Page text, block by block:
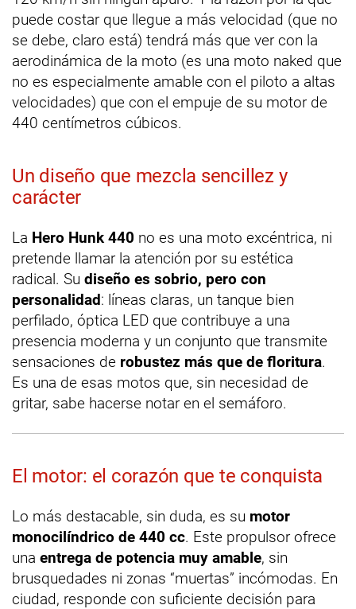
puede costar que llegue a más velocidad (que no
se debe, claro está) tendrá más que ver con la
aerodinámica de la moto (es una moto naked que
no es especialmente amable con el piloto a altas
velocidades) que con el empuje de su motor de
440 centímetros cúbicos.
Un diseño que mezcla sencillez y
carácter
La Hero Hunk 440 no es una moto excéntrica, ni
pretende llamar la atención por su estética
radical. Su diseño es sobrio, pero con
personalidad: líneas claras, un tanque bien
perfilado, óptica LED que contribuye a una
presencia moderna y un conjunto que transmite
sensaciones de robustez más que de floritura.
Es una de esas motos que, sin necesidad de
gritar, sabe hacerse notar en el semáforo.
El motor: el corazón que te conquista
Lo más destacable, sin duda, es su motor
monocilíndrico de 440 cc. Este propulsor ofrece
una entrega de potencia muy amable, sin
brusquedades ni zonas “muertas” incómodas. En
ciudad, responde con suficiente decisión para